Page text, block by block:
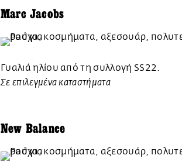
Marc Jacobs
Γυαλιά ηλίου από τη συλλογή SS22.
Σε επιλεγμένα καταστήματα
New Balance